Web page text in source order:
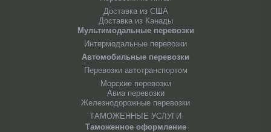
Доставка из США
Доставка из Канады
Мультимодальные перевозки
Интермодальные перевозки
Автомобильные перевозки
Перевозки автотранспортом
Морские перевозки
Авиа перевозки
Железнодорожные перевозки
ТАМОЖЕННЫЕ УСЛУГИ
Таможенное оформление